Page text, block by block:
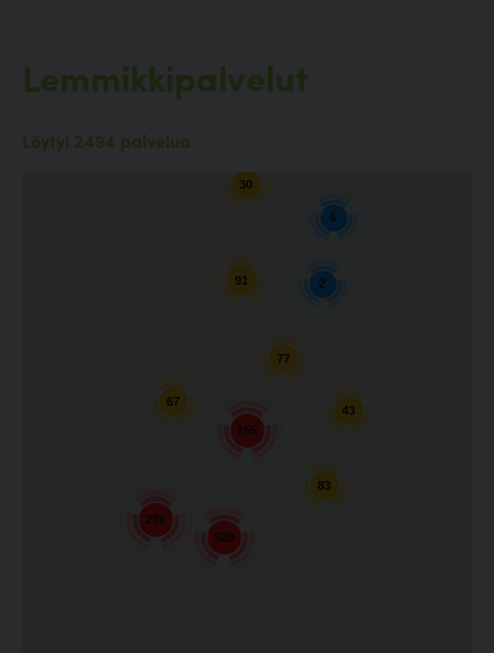
Lemmikkipalvelut
Löytyi 2494 palvelua
920
165
67
91
77
83
43
6
279
30
2